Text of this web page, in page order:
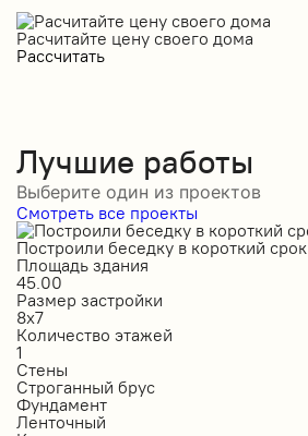
Расчитайте цену своего дома
Рассчитать
Лучшие работы
Выберите один из проектов
Смотреть все проекты
Построили беседку в короткий срок
Площадь здания
45.00
Размер застройки
8х7
Количество этажей
1
Стены
Строганный брус
Фундамент
Ленточный